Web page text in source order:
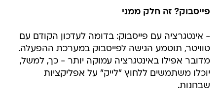
פייסבוק? זה חלק ממני
- אינטגרציה עם פייסבוק: בדומה לעדכון הקודם עם
טוויטר, תוטמע הגישה לפייסבוק במערכת ההפעלה.
מדובר אפילו באינטגרציה עמוקה יותר - כך, למשל,
יוכלו משתמשים ללחוץ "לייק" על אפליקציות
שבחנות.